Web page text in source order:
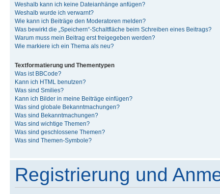
Weshalb kann ich keine Dateianhänge anfügen?
Weshalb wurde ich verwarnt?
Wie kann ich Beiträge den Moderatoren melden?
Was bewirkt die „Speichern“-Schaltfläche beim Schreiben eines Beitrags?
Warum muss mein Beitrag erst freigegeben werden?
Wie markiere ich ein Thema als neu?
Textformatierung und Thementypen
Was ist BBCode?
Kann ich HTML benutzen?
Was sind Smilies?
Kann ich Bilder in meine Beiträge einfügen?
Was sind globale Bekanntmachungen?
Was sind Bekanntmachungen?
Was sind wichtige Themen?
Was sind geschlossene Themen?
Was sind Themen-Symbole?
Registrierung und